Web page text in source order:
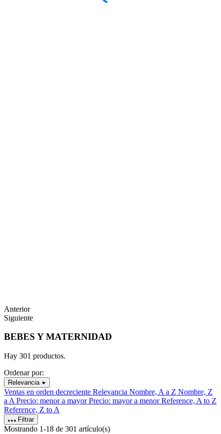
Anterior
Siguiente
BEBES Y MATERNIDAD
Hay 301 productos.
Ordenar por:
Relevancia
Ventas en orden decreciente Relevancia Nombre, A a Z Nombre, Z
a A Precio: menor a mayorPrecio: mayor a menorReference, A to Z
Reference, Z to A
Filtrar
Mostrando 1-18 de 301 artículo(s)